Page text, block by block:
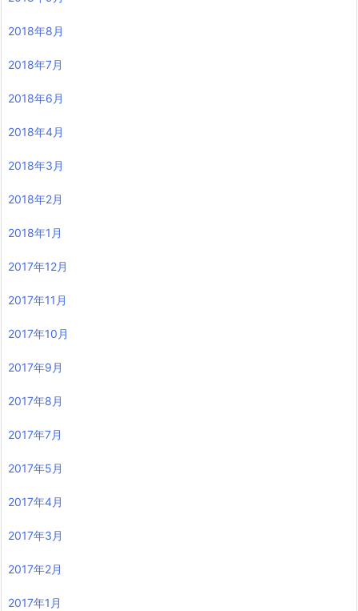
2018年8月
2018年7月
2018年6月
2018年4月
2018年3月
2018年2月
2018年1月
2017年12月
2017年11月
2017年10月
2017年9月
2017年8月
2017年7月
2017年5月
2017年4月
2017年3月
2017年2月
2017年1月